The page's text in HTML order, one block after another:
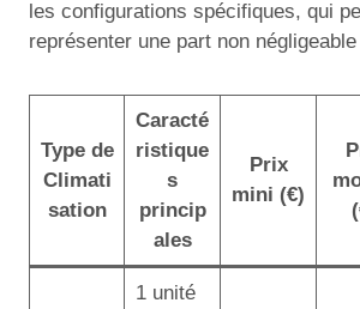
les configurations spécifiques, qui
représenter une part non
Type de
Climati
sation
Caracté
ristique
s
princip
ales
Prix
mini (€)
1 unité